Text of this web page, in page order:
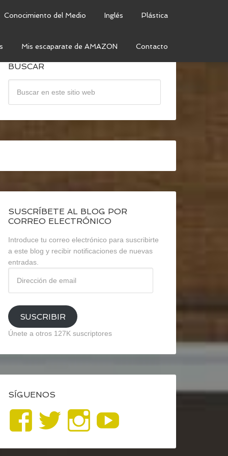
Conocimiento del Medio Inglés Plástica
Mis escaparate de AMAZON Contacto
BUSCAR
SUSCRÍBETE AL BLOG POR
CORREO ELECTRÓNICO
Introduce tu correo electrónico para suscribirte
a este blog y recibir notificaciones de nuevas
entradas.
email
SUSCRIBIR
Únete a otros 127K suscriptores
SÍGUENOS
Ver
perfil
Ver
perfil
Ver
perfil